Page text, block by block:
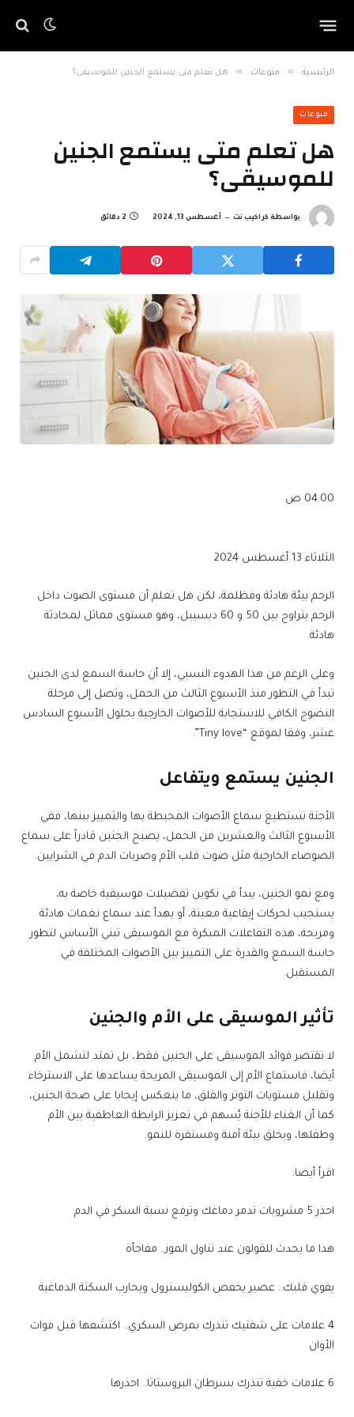
الرئيسية » منوعات » هل تعلم متى يستمع الجنين للموسيقى؟
منوعات
هل تعلم متى يستمع الجنين
للموسيقى؟
بواسطة كراكيب نت أغسطس 13, 2024 2 دقائق
04:00 ص
الثلاثاء 13 أغسطس 2024
الرحم بيئة هادئة ومظلمة، لكن هل تعلم أن مستوى الصوت داخل
الرحم يتراوح بين 50 و 60 ديسيبل، وهو مستوى مماثل لمحادثة
هادئة.
وعلى الرغم من هذا الهدوء النسبي، إلا أن حاسة السمع لدى الجنين
تبدأ في التطور منذ الأسبوع الثالث من الحمل، وتصل إلى مرحلة
النضوج الكافي للاستجابة للأصوات الخارجية بحلول الأسبوع السادس
عشر، وفقا لموقع “Tiny love”.
الجنين يستمع ويتفاعل
الأجنة تستطيع سماع الأصوات المحيطة بها والتمييز بينها، ففي
الأسبوع الثالث والعشرين من الحمل، يصبح الجنين قادراً على سماع
الضوضاء الخارجية مثل صوت قلب الأم وضربات الدم في الشرايين.
ومع نمو الجنين، يبدأ في تكوين تفضيلات موسيقية خاصة به،
يستجيب لحركات إيقاعية معينة، أو يهدأ عند سماع نغمات هادئة
ومريحة، هذه التفاعلات المبكرة مع الموسيقى تبني الأساس لتطور
حاسة السمع والقدرة على التمييز بين الأصوات المختلفة في
المستقبل.
تأثير الموسيقى على الأم والجنين
لا تقتصر فوائد الموسيقى على الجنين فقط، بل تمتد لتشمل الأم
أيضا، فاستماع الأم إلى الموسيقى المريحة يساعدها على الاسترخاء
وتقليل مستويات التوتر والقلق، ما ينعكس إيجابا على صحة الجنين،
كما أن الغناء للأجنة يُسهم في تعزيز الرابطة العاطفية بين الأم
وطفلها، ويخلق بيئة آمنة ومستقرة للنمو.
اقرأ أيضا:
احذر 5 مشروبات تدمر دماغك وترفع نسبة السكر في الدم
هذا ما يحدث للقولون عند تناول الموز.. مفاجأة
يقوي قلبك.. عصير يخفض الكوليسترول ويحارب السكتة الدماغية
4 علامات على شفتيك تنذرك بمرض السكري.. اكتشفها قبل فوات
الأوان
6 علامات خفية تنذرك بسرطان البروستاتا.. احذرها